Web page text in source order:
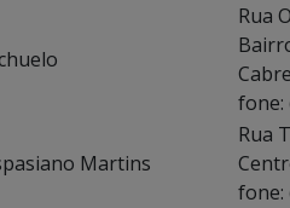
fone:
Martins
fone: